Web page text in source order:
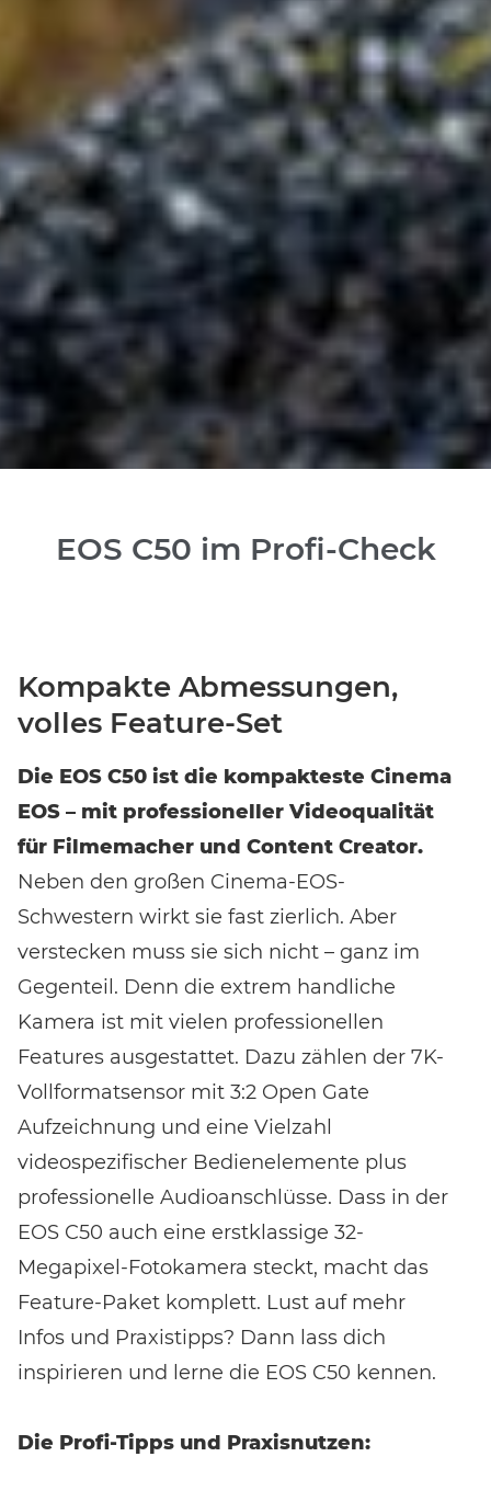
EOS C50 im Profi-Check
Kompakte Abmessungen,
volles Feature-Set
Die EOS C50 ist die kompakteste Cinema
EOS – mit professioneller Videoqualität
für Filmemacher und Content Creator.
Neben den großen Cinema-EOS-
Schwestern wirkt sie fast zierlich. Aber
verstecken muss sie sich nicht – ganz im
Gegenteil. Denn die extrem handliche
Kamera ist mit vielen professionellen
Features ausgestattet. Dazu zählen der 7K-
Vollformatsensor mit 3:2 Open Gate
Aufzeichnung und eine Vielzahl
videospezifischer Bedienelemente plus
professionelle Audioanschlüsse. Dass in der
EOS C50 auch eine erstklassige 32-
Megapixel-Fotokamera steckt, macht das
Feature-Paket komplett. Lust auf mehr
Infos und Praxistipps? Dann lass dich
inspirieren und lerne die EOS C50 kennen.
Die Profi-Tipps und Praxisnutzen: